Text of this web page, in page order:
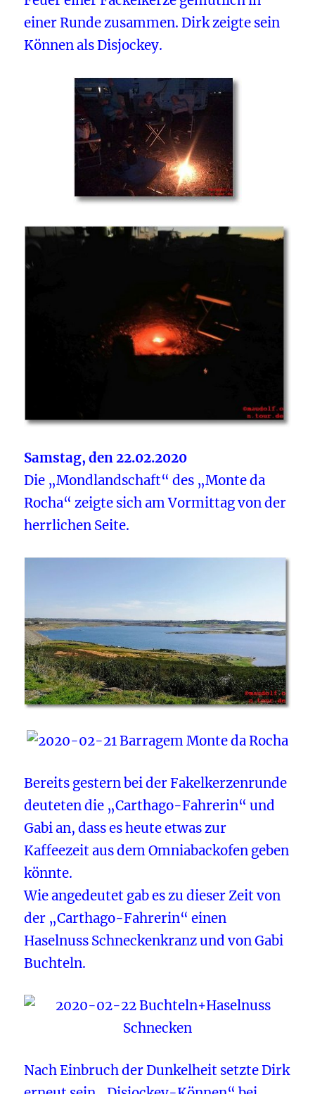
einer Runde zusammen. Dirk zeigte sein
Können als Disjockey.
Samstag, den 22.02.2020
Die „Mondlandschaft“ des „Monte da
Rocha“ zeigte sich am Vormittag von der
herrlichen Seite.
Bereits gestern bei der Fakelkerzenrunde
deuteten die „Carthago-Fahrerin“ und
Gabi an, dass es heute etwas zur
Kaffeezeit aus dem Omniabackofen geben
könnte.
Wie angedeutet gab es zu dieser Zeit von
der „Carthago-Fahrerin“ einen
Haselnuss Schneckenkranz und von Gabi
Buchteln.
Nach Einbruch der Dunkelheit setzte Dirk